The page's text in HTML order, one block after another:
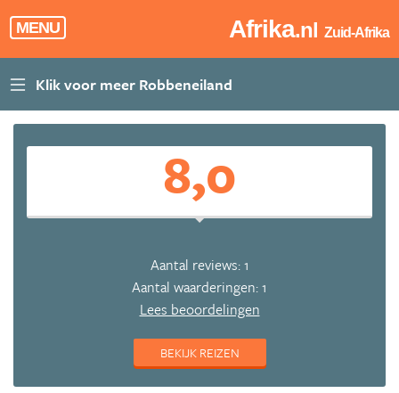
MENU Afrika.nl Zuid-Afrika
8,0
Aantal reviews: 1
Aantal waarderingen: 1
Lees beoordelingen
BEKIJK REIZEN